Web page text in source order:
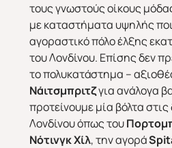
τους γνωστούς οίκους
με καταστήματα υψηλής
αγοραστικό πόλο έλξης
του Λονδίνου. Επίσης δεν
το πολυκατάστημα –
Νάιτσμπριτζγια ανάλογα
προτείνουμε μία βόλτα
Λονδίνου όπως του
Νότινγκ Χίλ, την αγορά